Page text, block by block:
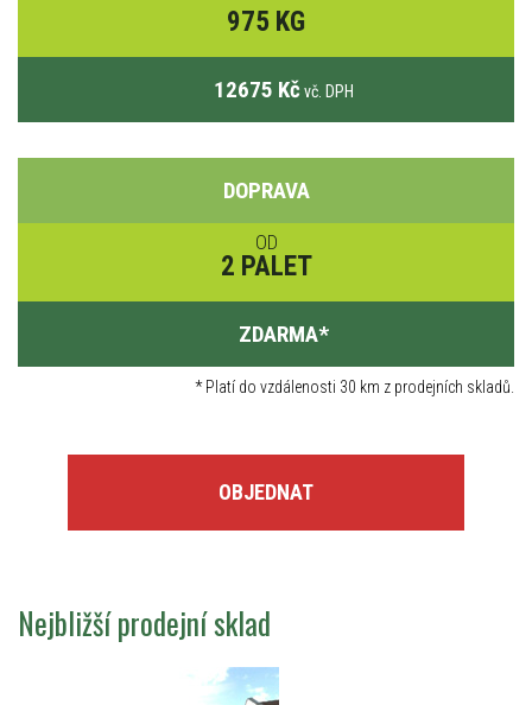
975 KG
12675 Kč vč. DPH
DOPRAVA
OD
2 PALET
ZDARMA*
*Platí do vzdálenosti 30 km z prodejních skladů.
OBJEDNAT
Nejbližší prodejní sklad